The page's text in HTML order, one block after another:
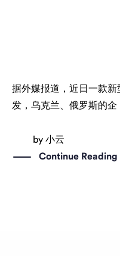
据外媒报道，近日一款
发，乌克兰、俄罗斯的企
by 小云
Continue Reading